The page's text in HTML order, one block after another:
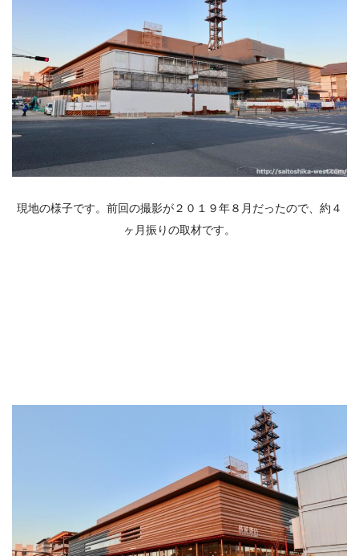
現地の様子です。前回の撮影が２０１９年８月だったので、約４
ヶ月振りの取材です。